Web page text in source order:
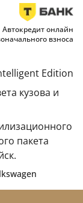
Автокредит онлайн
взноса
Edition
кузова и
пакета